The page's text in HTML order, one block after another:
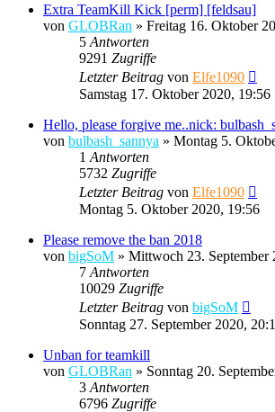
Extra TeamKill Kick [perm] [feldsau]
von GLOBRan » Freitag 16. Oktober
5 Antworten
9291 Zugriffe
Letzter Beitrag von Elfe1090
Samstag 17. Oktober 2020, 19:56
Hello, please forgive me..nick:
von bulbash_sannya » Montag 5.
1 Antworten
5732 Zugriffe
Letzter Beitrag von Elfe1090
Montag 5. Oktober 2020, 19:56
Please remove the ban 2018
von bigSoM » Mittwoch 23. September
7 Antworten
10029 Zugriffe
Letzter Beitrag von bigSoM
Sonntag 27. September 2020,
Unban for teamkill
von GLOBRan » Sonntag 20.
3 Antworten
6796 Zugriffe